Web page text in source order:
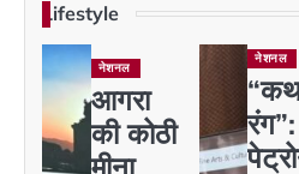
Lifestyle
नेशनल
आगरा
की कोठी
नेशनल
रंग”: